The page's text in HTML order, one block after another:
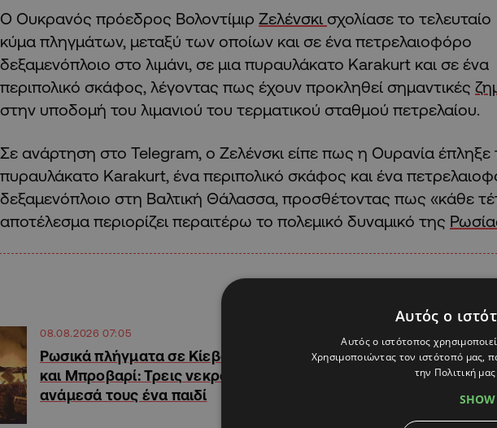
Ο Ουκρανός πρόεδρος Βολοντίμιρ Ζελένσκι σχολίασε το τελευταίο
κύμα πληγμάτων, μεταξύ των οποίων και σε ένα πετρελαιοφόρο
δεξαμενόπλοιο στο λιμάνι, σε μια πυραυλάκατο Karakurt και σε ένα
περιπολικό σκάφος, λέγοντας πως έχουν προκληθεί σημαντικές
στην υποδομή του λιμανιού του τερματικού σταθμού πετρελαίου.
Σε ανάρτηση στο Telegram, ο Ζελένσκι είπε πως η Ουρανία έπληξε
πυραυλάκατο Karakurt, ένα περιπολικό σκάφος και ένα
δεξαμενόπλοιο στη Βαλτική Θάλασσα, προσθέτοντας πως «κάθε
αποτέλεσμα περιορίζει περαιτέρω το πολεμικό δυναμικό της
08.08.2026 07:05
Ρωσικά πλήγματα σε Κίεβο
και Μπροβαρί: Τρεις νεκροί,
ανάμεσά τους ένα παιδί
Αυτός ο
Αυτός ο ιστότοπος
Χρησιμοποιώντας τον ιστότοπό μας,
την Πολιτική